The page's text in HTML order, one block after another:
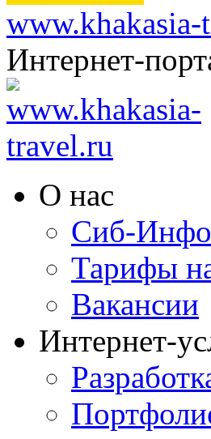
www.khakasia-
Интернет-
О нас
Сиб-Инфо
Тарифы
Вакансии
Интернет-